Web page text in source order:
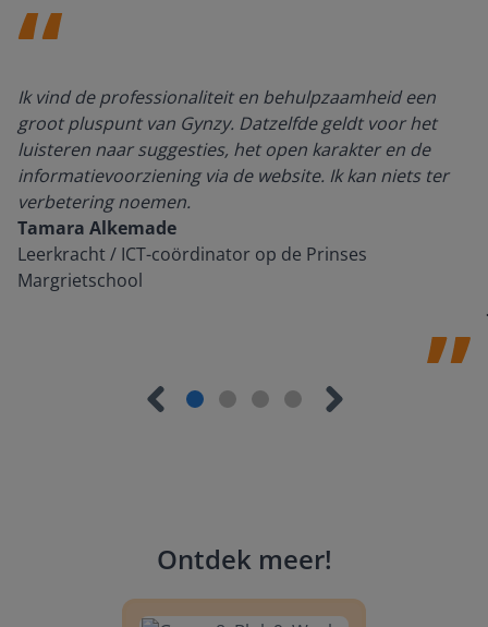
Ik vind de professionaliteit en behulpzaamheid een
groot pluspunt van Gynzy. Datzelfde geldt voor het
luisteren naar suggesties, het open karakter en de
informatievoorziening via de website. Ik kan niets ter
verbetering noemen.
Tamara Alkemade
Leerkracht / ICT-coördinator op de Prinses
Margrietschool
Ontdek meer!